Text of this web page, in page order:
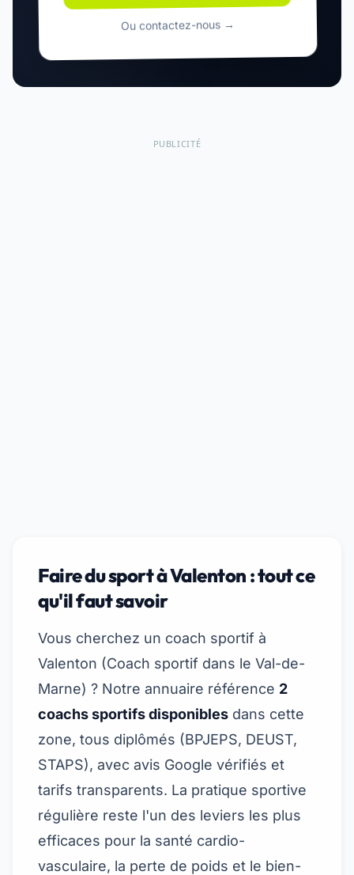
Ou contactez-nous →
PUBLICITÉ
Faire du sport à Valenton : tout ce
qu'il faut savoir
Vous cherchez un coach sportif à
Valenton (Coach sportif dans le Val-de-
Marne) ? Notre annuaire référence 2
coachs sportifs disponibles dans cette
zone, tous diplômés (BPJEPS, DEUST,
STAPS), avec avis Google vérifiés et
tarifs transparents. La pratique sportive
régulière reste l'un des leviers les plus
efficaces pour la santé cardio-
vasculaire, la perte de poids et le bien-